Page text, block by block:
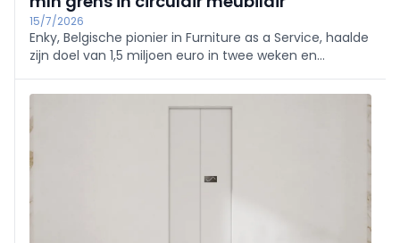
15/7/2026
Enky, Belgische pionier in Furniture as a Service, haalde
zijn doel van 1,5 miljoen euro in twee weken en
miljoen euro aan circulair meubilair en breidt uit in het
VK, met focus op horeca.